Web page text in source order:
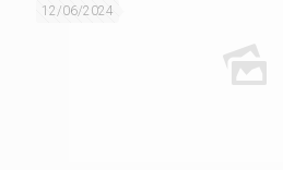
12/06/2024